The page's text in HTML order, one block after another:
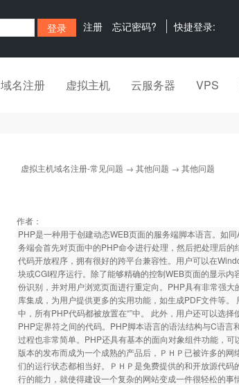
注册 忘记密码? 快捷登录:
域名注册 虚拟主机 云服务器 VPS
虚拟主机域名注册-常见问题 → 其他问题 → 其他问题
作者：
PHP是一种用于创建动态WEB页面的服务端脚本语言。如
务端会首先对页面中的PHP命令进行处理，然后把处理后
代码开放程序，拥有很好的跨平台兼容性。用户可以在
块或CGI程序运行。除了能够精确的控制WEB页面的显示
份识别，并对用户浏览页面进行重定向。PHP具有非常强
库集成，为用户提供更多的实用功能，如生成PDF文件等
中，所有PHP代码都被放置在“”中。 此外，用户还可以选
PHP定界符之间的代码。PHP脚本语言的语法结构与C语
过程也非常简单。PHP还具有基本的面向对象组件功能，
版本的发布而成为一个成熟的产品后，ＰＨＰ已被许多的
们的运行状态都相当好。ＰＨＰ是免费提供的和开放源代
行的能力，就使得建设一个复杂的网站变成一件很轻松的